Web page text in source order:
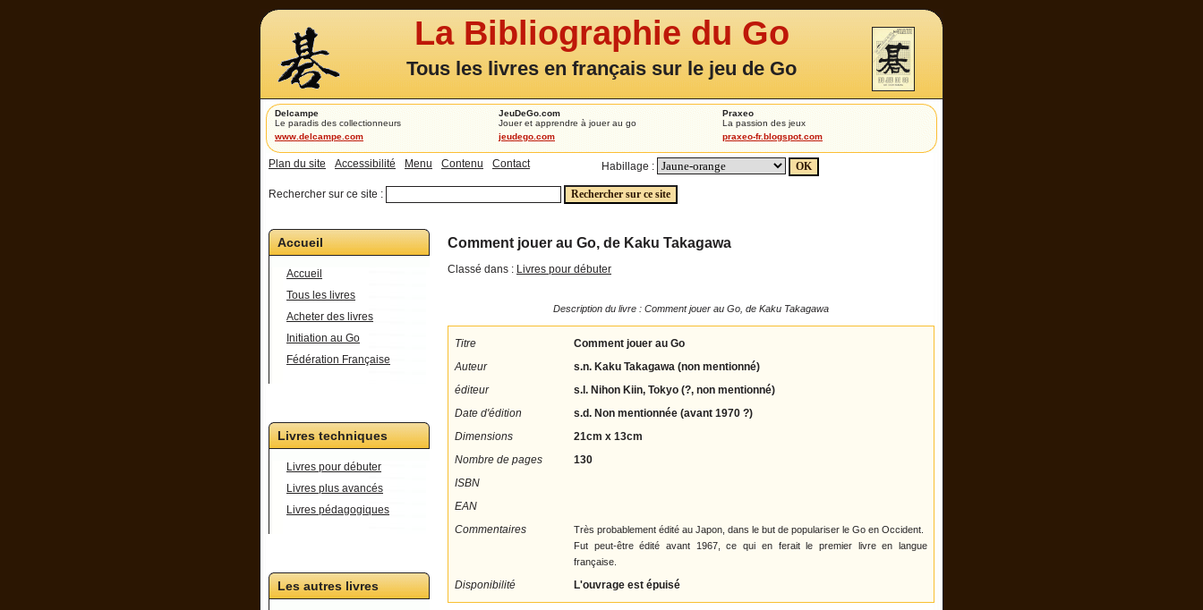
La Bibliographie du Go
Tous les livres en français sur le jeu de Go
Delcampe
Le paradis des collectionneurs
www.delcampe.com
JeuDeGo.com
Jouer et apprendre à jouer au go
jeudego.com
Praxeo
La passion des jeux
praxeo-fr.blogspot.com
Plan du site Accessibilité Menu Contenu Contact Habillage :
Rechercher sur ce site :
Accueil
Accueil
Tous les livres
Acheter des livres
Initiation au Go
Fédération Française
Livres techniques
Livres pour débuter
Livres plus avancés
Livres pédagogiques
Les autres livres
Comment jouer au Go, de Kaku Takagawa
Classé dans : Livres pour débuter
Description du livre : Comment jouer au Go, de Kaku Takagawa
Titre
Comment jouer au Go
Auteur
s.n. Kaku Takagawa (non mentionné)
éditeur
s.l. Nihon Kiin, Tokyo (?, non mentionné)
Date d'édition
s.d. Non mentionnée (avant 1970 ?)
Dimensions
21cm x 13cm
Nombre de pages
130
ISBN
EAN
Commentaires
Très probablement édité au Japon, dans le but de populariser le Go en Occident.
Fut peut-être édité avant 1967, ce qui en ferait le premier livre en langue
française.
Disponibilité L'ouvrage est épuisé